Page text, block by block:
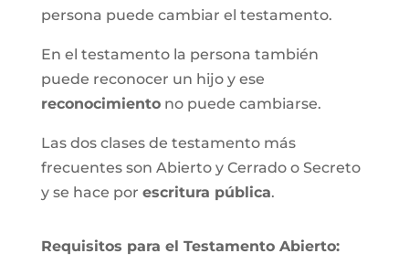
persona puede cambiar el testamento.
En el testamento la persona también
puede reconocer un hijo y ese
reconocimientono puede cambiarse.
Las dos clases de testamento más
frecuentes son Abierto y Cerrado o Secreto
y se hace por escritura pública.
Requisitos para el Testamento Abierto: